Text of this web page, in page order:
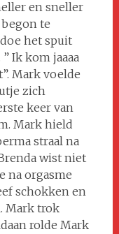
en sneller
te
het spuit
Ik kom jaaaa
Mark voelde
zich
keer van
Mark hield
straal na
wist niet
na orgasme
schokken en
Mark trok
rolde Mark